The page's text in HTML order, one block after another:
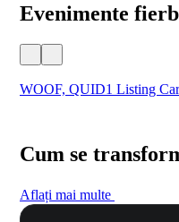
Evenimente
WOOF, QUID1 Listing
Cum se
Aflați mai multe